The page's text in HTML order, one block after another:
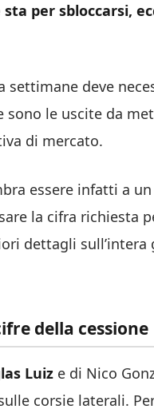
per sbloccarsi,
settimane deve
sono le uscite da
di mercato.
essere infatti a
la cifra richiesta
dettagli sull’intera
della cessione
Luiz e di Nico
corsie laterali.